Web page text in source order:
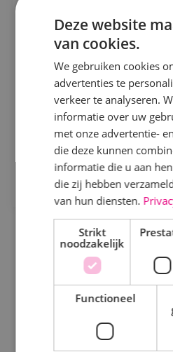
Kaatsheuvel
Sprundel
Specialisme
Elektrotechniek
Staf
Uren
Fulltime
Parttime
Beveiligingstechniek
Sprundel
Ontwerpen, afstemmen en
projectengineer
verschil.
Bekijk
Direct
Deze website
van cookies.
We gebruiken cookies
advertenties te
verkeer te analyseren.
informatie over uw
met onze advertentie-
die deze kunnen
informatie die u aan
die zij hebben
van hun diensten.
Strikt
noodzakelijk
Functioneel